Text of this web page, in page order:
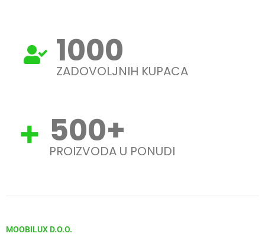
1000
ZADOVOLJNIH KUPACA
500+
PROIZVODA U PONUDI
MOOBILUX D.O.O.